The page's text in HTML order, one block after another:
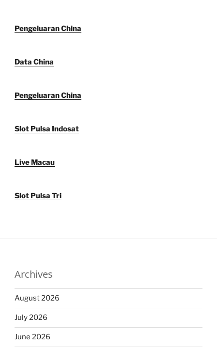
Pengeluaran China
Data China
Pengeluaran China
Slot Pulsa Indosat
Live Macau
Slot Pulsa Tri
Archives
August 2026
July 2026
June 2026